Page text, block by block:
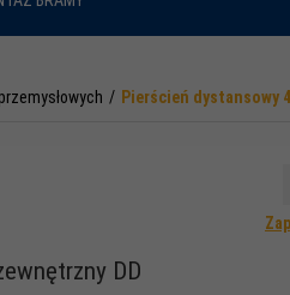
Pierścień dystansowy
DD